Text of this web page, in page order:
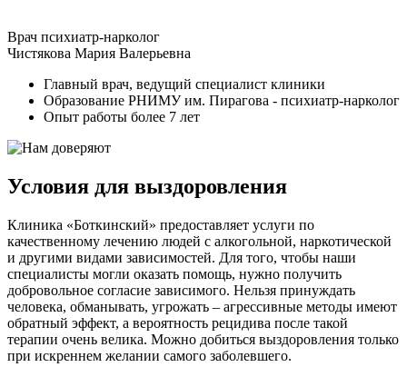
Врач психиатр-нарколог
Чистякова Мария Валерьевна
Главный врач, ведущий специалист клиники
Образование РНИМУ им. Пирагова - психиатр-нарколог
Опыт работы более 7 лет
Условия для выздоровления
Клиника «Боткинский» предоставляет услуги по
качественному лечению людей с алкогольной, наркотической
и другими видами зависимостей. Для того, чтобы наши
специалисты могли оказать помощь, нужно получить
добровольное согласие зависимого. Нельзя принуждать
человека, обманывать, угрожать – агрессивные методы имеют
обратный эффект, а вероятность рецидива после такой
терапии очень велика. Можно добиться выздоровления только
при искреннем желании самого заболевшего.